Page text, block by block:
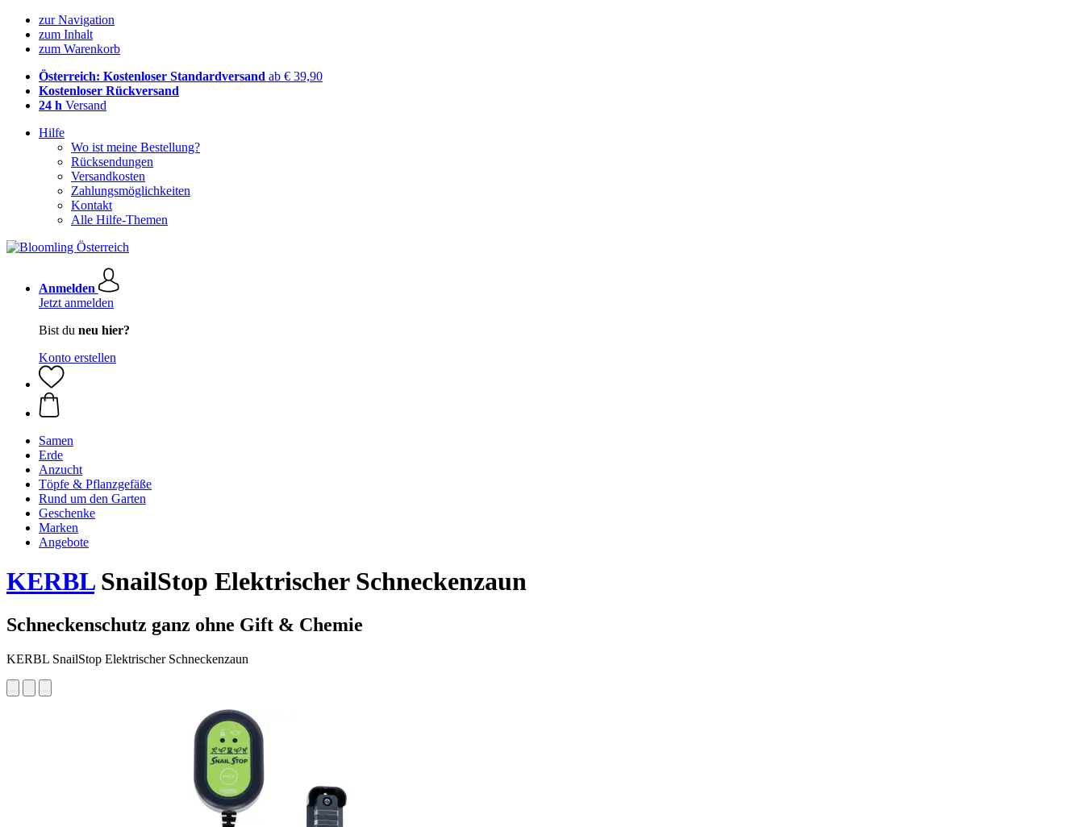
zur Navigation
zum Inhalt
zum Warenkorb
Österreich: Kostenloser Standardversand ab € 39,90
Kostenloser Rückversand
24 h Versand
Hilfe
Wo ist meine Bestellung?
Rücksendungen
Versandkosten
Zahlungsmöglichkeiten
Kontakt
Alle Hilfe-Themen
Anmelden
Jetzt anmelden
Bist du neu hier?
Konto erstellen
Samen
Erde
Anzucht
Töpfe & Pflanzgefäße
Rund um den Garten
Geschenke
Marken
Angebote
KERBLSnailStop Elektrischer Schneckenzaun
Schneckenschutz ganz ohne Gift & Chemie
KERBL SnailStop Elektrischer Schneckenzaun